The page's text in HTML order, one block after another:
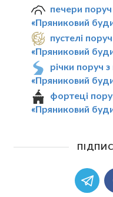
печери
«Пряниковий
пустелі
«Пряниковий
річки поруч
«Пряниковий
фортеці
«Пряниковий